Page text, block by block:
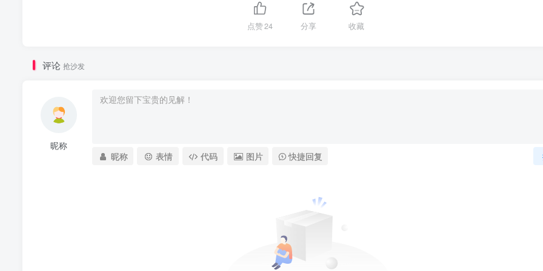
点赞24 分享 收藏
评论 抢沙发
昵称
昵称 表情 代码 图片 快捷回复